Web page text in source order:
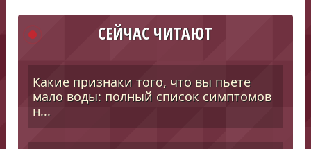
СЕЙЧАС ЧИТАЮТ
Какие признаки того, что вы пьете
мало воды: полный список симптомов
н...